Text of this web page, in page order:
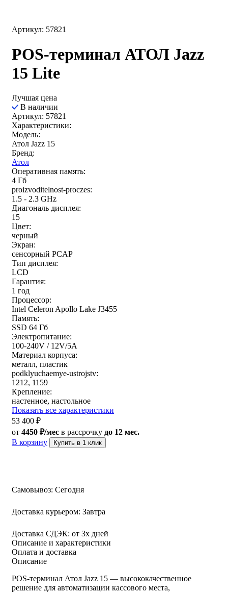
Артикул: 57821
POS-терминал АТОЛ Jazz
15 Lite
Лучшая цена
В наличии
Артикул: 57821
Характеристики:
Модель:
Атол Jazz 15
Бренд:
Атол
Оперативная память:
4 Гб
proizvoditelnost-proczes:
1.5 - 2.3 GHz
Диагональ дисплея:
15
Цвет:
черный
Экран:
сенсорный PCAP
Тип дисплея:
LCD
Гарантия:
1 год
Процессор:
Intel Celeron Apollo Lake J3455
Память:
SSD 64 Гб
Электропитание:
100-240V / 12V/5A
Материал корпуса:
металл, пластик
podklyuchaemye-ustrojstv:
1212, 1159
Крепление:
настенное, настольное
Показать все характеристики
53 400 ₽
от 4450 ₽/мес в рассрочку до 12 мес.
В корзину
Купить в 1 клик
Самовывоз: Сегодня
Доставка курьером: Завтра
Доставка СДЭК: от 3х дней
Описание и характеристики
Оплата и доставка
Описание
POS-терминал Атол Jazz 15 — высококачественное
решение для автоматизации кассового места,